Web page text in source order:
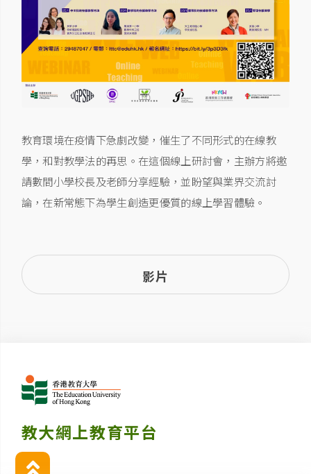
教育環境在疫情下急劇改變，催生了不同形式的在線教
學，和對教學法的再思。在這個線上研討會，主辦方將邀
請數間小學校長及老師分享經驗，並盼望與業界交流討
論，在新常態下為學生創造更優質的線上學習體驗。
影片
教大網上教育平台